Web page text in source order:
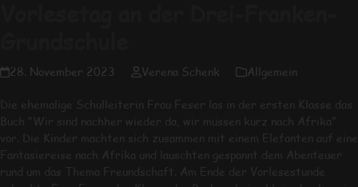
28. November 2023 Verena Schenk Allgemein
Die ehemalige Schulleiterin Frau Feser las in der ersten Klasse das
Buch “Wir sind nachher wieder da, wir müssen kurz nach Afrika”
vor. Die Kinder machten sich zusammen mit einem Elefanten auf eine
Fantasiereise nach Afrika und lauschten gespannt dem Abenteuer
rund um das Thema Freundschaft. Am Ende der Vorlesestunde